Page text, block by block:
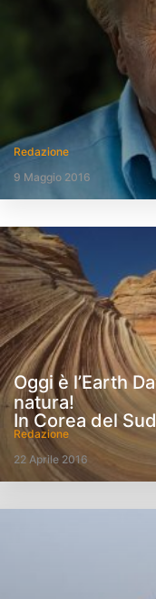
Redazione
9 Maggio 2016
Oggi è l’Earth
natura!
Redazione
22 Aprile 2016
In Corea del